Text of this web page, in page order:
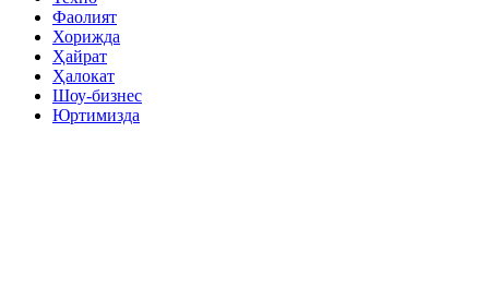
Фаолият
Хорижда
Ҳайрат
Ҳалокат
Шоу-бизнес
Юртимизда